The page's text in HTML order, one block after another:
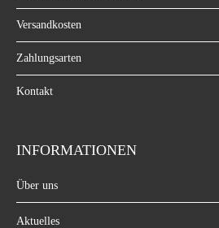
Versandkosten
Zahlungsarten
Kontakt
INFORMATIONEN
Über uns
Aktuelles